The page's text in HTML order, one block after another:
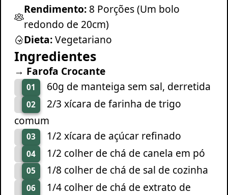
Rendimento: 8 Porções (Um bolo
redondo de 20cm)
Dieta:Vegetariano
Ingredientes
→ Farofa Crocante
01 60g de manteiga sem sal, derretida
02
2/3 xícara de farinha de trigo
comum
03 1/2 xícara de açúcar refinado
04 1/2 colher de chá de canela em pó
05 1/8 colher de chá de sal de cozinha
06
1/4 colher de chá de extrato de